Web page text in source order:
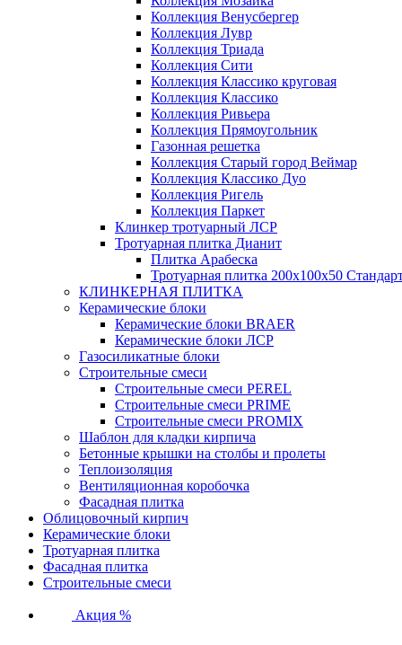
Коллекция Венусбергер
Коллекция Лувр
Коллекция Триада
Коллекция Сити
Коллекция Классико круговая
Коллекция Классико
Коллекция Ривьера
Коллекция Прямоугольник
Газонная решетка
Коллекция Старый город Веймар
Коллекция Классико Дуо
Коллекция Ригель
Коллекция Паркет
Клинкер тротуарный ЛСР
Тротуарная плитка Дианит
Плитка Арабеска
Тротуарная плитка 200х100х50
КЛИНКЕРНАЯ ПЛИТКА
Керамические блоки
Керамические блоки BRAER
Керамические блоки ЛСР
Газосиликатные блоки
Строительные смеси
Строительные смеси PEREL
Строительные смеси PRIME
Строительные смеси PROMIX
Шаблон для кладки кирпича
Бетонные крышки на столбы и пролеты
Теплоизоляция
Вентиляционная коробочка
Фасадная плитка
Облицовочный кирпич
Керамические блоки
Тротуарная плитка
Фасадная плитка
Строительные смеси
Акция %